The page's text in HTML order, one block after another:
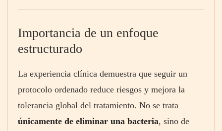
Importancia de un enfoque
estructurado
La experiencia clínica demuestra que seguir un
protocolo ordenado reduce riesgos y mejora la
tolerancia global del tratamiento. No se trata
únicamente de eliminar una bacteria, sino de